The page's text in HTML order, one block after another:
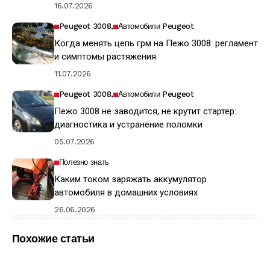
16.07.2026
Peugeot 3008 Автомобили Peugeot
Когда менять цепь грм на Пежо 3008: регламент
и симптомы растяжения
11.07.2026
Peugeot 3008 Автомобили Peugeot
Пежо 3008 не заводится, не крутит стартер:
диагностика и устранение поломки
05.07.2026
Полезно знать
Каким током заряжать аккумулятор
автомобиля в домашних условиях
26.06.2026
Похожие статьи